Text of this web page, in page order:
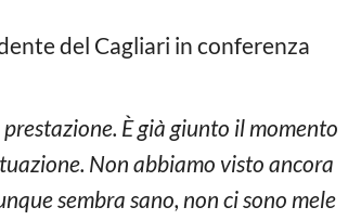
del Cagliari in conferenza
È già giunto il momento
Non abbiamo visto ancora
sembra sano, non ci sono mele